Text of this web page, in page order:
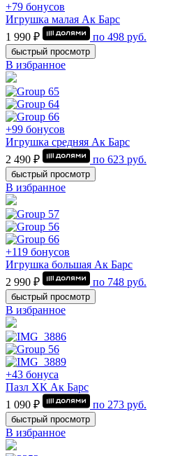
+79 бонусов
Игрушка малая Ак Барс
1 990 ₽
по 498 руб.
быстрый просмотр
В избранное
+99 бонусов
Игрушка средняя Ак Барс
2 490 ₽
по 623 руб.
быстрый просмотр
В избранное
+119 бонусов
Игрушка большая Ак Барс
2 990 ₽
по 748 руб.
быстрый просмотр
В избранное
+43 бонуса
Пазл ХК Ак Барс
1 090 ₽
по 273 руб.
быстрый просмотр
В избранное